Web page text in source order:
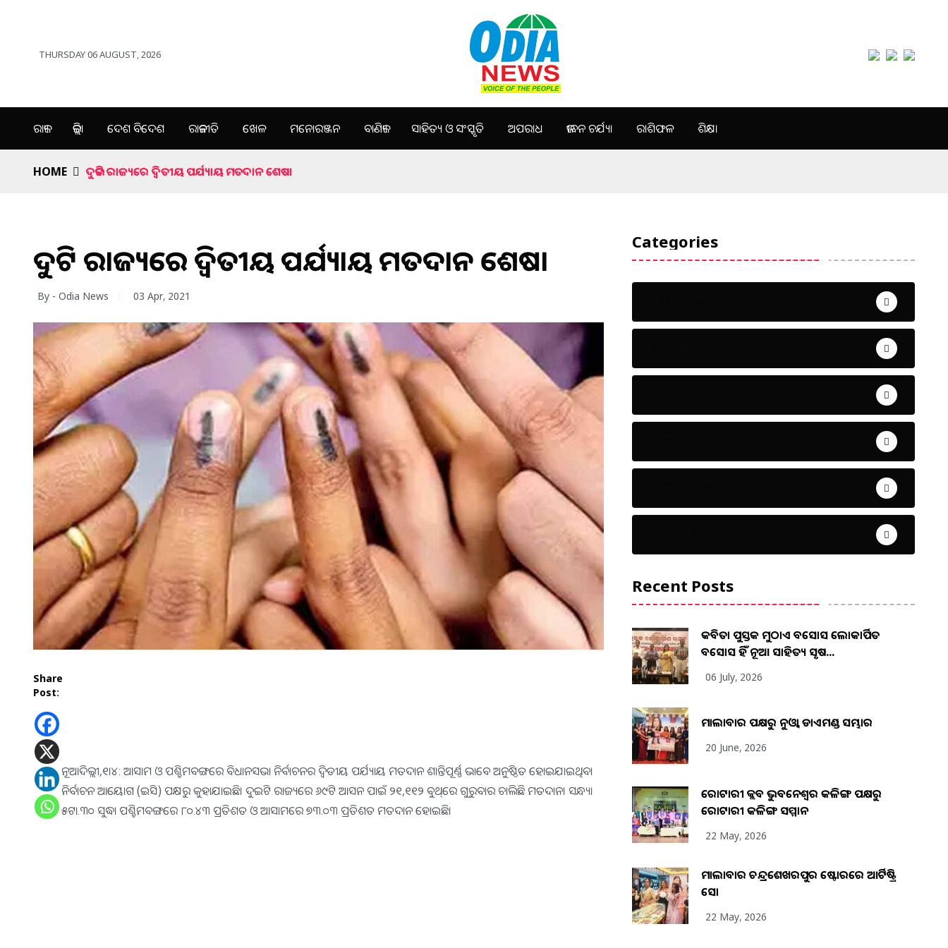
THURSDAY 06 AUGUST, 2026
ରାଜ୍ୟ ଜିଲ୍ଲା ଦେଶ ବିଦେଶ ରାଜନୀତି ଖେଳ ମନୋରଞ୍ଜନ ବାଣିଜ୍ୟ ସାହିତ୍ୟ ଓ ସଂସ୍କୃତି ଅପରାଧ ଜୀବନ ଚର୍ଯ୍ୟା ରାଶିଫଳ ଶିକ୍ଷା
HOME ଦୁଇଟି ରାଜ୍ୟରେ ଦ୍ବିତୀୟ ପର୍ଯ୍ୟାୟ ମତଦାନ ଶେଷ।
ଦୁଇଟି ରାଜ୍ୟରେ ଦ୍ବିତୀୟ ପର୍ଯ୍ୟାୟ ମତଦାନ ଶେଷ।
By - Odia News 03 Apr, 2021
Share
Post:
ନୂଆଦିଲ୍ଲୀ,୧।୪: ଆସାମ ଓ ପଶ୍ଚିମବଙ୍ଗରେ ବିଧାନସଭା ନିର୍ବାଚନର ଦ୍ୱିତୀୟ ପର୍ଯ୍ୟାୟ ମତଦାନ ଶାନ୍ତିପୂର୍ଣ୍ଣ ଭାବେ ଅନୁଷ୍ଠିତ ହୋଇଯାଇଥିବା
ନିର୍ବାଚନ ଆୟୋଗ (ଇସି) ପକ୍ଷରୁ କୁହାଯାଇଛି। ଦୁଇଟି ରାଜ୍ୟରେ ୬୯ଟି ଆସନ ପାଇଁ ୨୧,୧୧୨ ବୁଥ୍‌ରେ ଗୁରୁବାର ଚାଲିଛି ମତଦାନ। ସନ୍ଧ୍ୟା
୫ଟା.୩୦ ସୁଦ୍ଧା ପଶ୍ଚିମବଙ୍ଗରେ ୮୦.୪୩ ପ୍ରତିଶତ ଓ ଆସାମରେ ୭୩.୦୩ ପ୍ରତିଶତ ମତଦାନ ହୋଇଛି।
Categories
Recent Posts
କବିତା ପୁସ୍ତକ ମୁଠାଏ ଅବସୋସ ଲୋକାର୍ପିତ
ଅବସୋସ ହିଁ ନୂଆ ସାହିତ୍ୟ ସୃଷ...
06 July, 2026
ମାଲାବାର ପକ୍ଷରୁ ନୁଓ୍ବା ଡାଏମଣ୍ଡ ସମ୍ଭାର
20 June, 2026
ରୋଟାରୀ କ୍ଲବ ଭୁବନେଶ୍ୱର କଳିଙ୍ଗ ପକ୍ଷରୁ
ରୋଟାରୀ କଳିଙ୍ଗ ସମ୍ମାନ
22 May, 2026
ମାଲାବାର ଚନ୍ଦ୍ରଶେଖରପୁର ଷ୍ଟୋରରେ ଆର୍ଟିଷ୍ଟ୍ରି
ସୋ
22 May, 2026